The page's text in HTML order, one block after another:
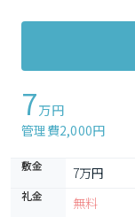
7万円
管理費2,000円
敷金 7万円
礼金 無料